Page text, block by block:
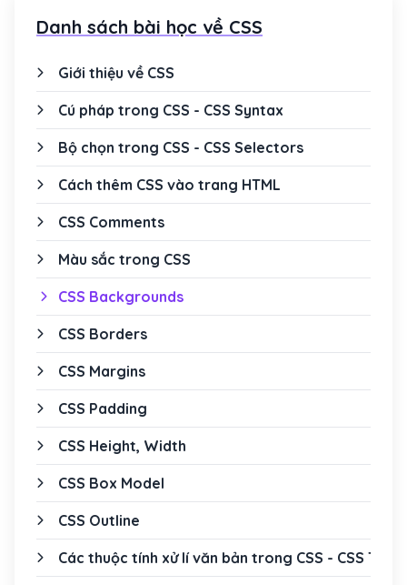
Danh sách bài học về CSS
Giới thiệu về CSS
Cú pháp trong CSS - CSS Syntax
Bộ chọn trong CSS - CSS Selectors
Cách thêm CSS vào trang HTML
CSS Comments
Màu sắc trong CSS
CSS Backgrounds
CSS Borders
CSS Margins
CSS Padding
CSS Height, Width
CSS Box Model
CSS Outline
Các thuộc tính xử lí văn bản trong CSS - CSS Text